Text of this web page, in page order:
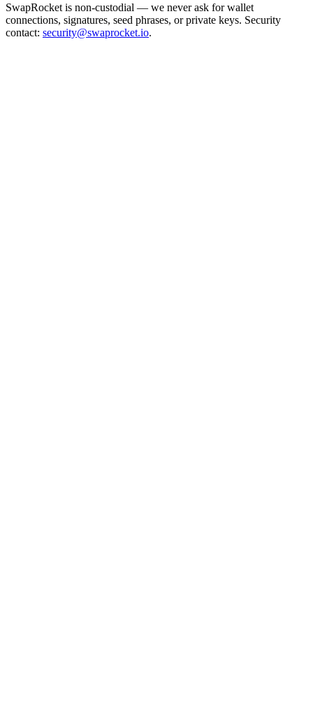
SwapRocket is non-custodial — we never ask for wallet
connections, signatures, seed phrases, or private keys. Security
contact: security@swaprocket.io.